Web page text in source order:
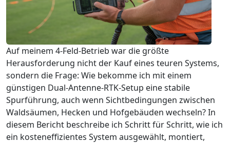
Auf meinem 4‑Feld‑Betrieb war die größte
Herausforderung nicht der Kauf eines teuren Systems,
sondern die Frage: Wie bekomme ich mit einem
günstigen Dual‑Antenne‑RTK‑Setup eine stabile
Spurführung, auch wenn Sichtbedingungen zwischen
Waldsäumen, Hecken und Hofgebäuden wechseln? In
diesem Bericht beschreibe ich Schritt für Schritt, wie ich
ein kosteneffizientes System ausgewählt, montiert,